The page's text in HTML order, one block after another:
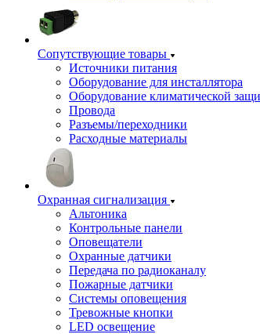
Сопутствующие товары
Источники питания
Оборудование для инсталлятора
Оборудование климатической
Провода
Разъемы/переходники
Расходные материалы
Охранная сигнализация
Альтоника
Контрольные панели
Оповещатели
Охранные датчики
Передача по радиоканалу
Пожарные датчики
Системы оповещения
Тревожные кнопки
LED освещение